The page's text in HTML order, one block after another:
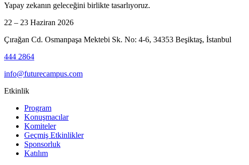
Yapay zekanın geleceğini birlikte tasarlıyoruz.
22 – 23 Haziran 2026
Çırağan Cd. Osmanpaşa Mektebi Sk. No: 4-6, 34353 Beşiktaş, İstanbul
444 2864
info@futurecampus.com
Etkinlik
Program
Konuşmacılar
Komiteler
Geçmiş Etkinlikler
Sponsorluk
Katılım